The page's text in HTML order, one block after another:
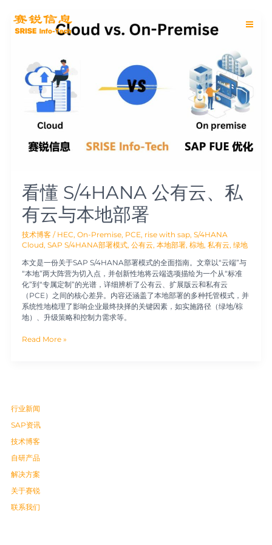
行业新闻
SAP资讯
技术博客
自研产品
解决方案
关于赛锐
联系我们
看懂 S/4HANA 公有云、私
有云与本地部署
技术博客 / HEC,On-Premise, PCE, rise with sap,S/4HANA
Cloud,SAP S/4HANA部署模式,公有云,本地部署,棕地,私有云,绿地
本文是一份关于SAP S/4HANA部署模式的全面指南。文章以“云端”与
“本地”两大阵营为切入点，并创新性地将云端选项描绘为一个从“标准
化”到“专属定制”的光谱，详细辨析了公有云、扩展版云和私有云
（PCE）之间的核心差异。内容还涵盖了本地部署的多种托管模式，并
系统性地梳理了影响企业最终抉择的关键因素，如实施路径（绿地/棕
地）、升级策略和控制力需求等。
看
懂
云、
私
部
Read More »